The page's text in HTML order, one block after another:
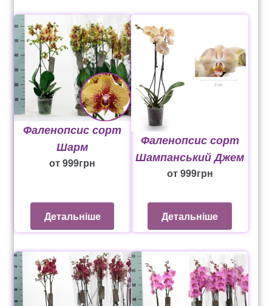
Рахунок 936
счет 1650
счет 300
счет 3235
счет 545
ТОТАЛЬНИЙ РОЗПРОДАЖ
Фаленопсис сорт
Шарм
от999грн
Детальніше
Фаленопсис сорт
Шампанський Джем
от999грн
Детальніше